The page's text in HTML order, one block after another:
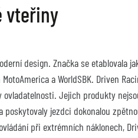
vteřiny
design. Značka se etablovala
a WorldSBK. Driven
Jejich produkty
jezdci dokonalou
při extrémních náklonech,